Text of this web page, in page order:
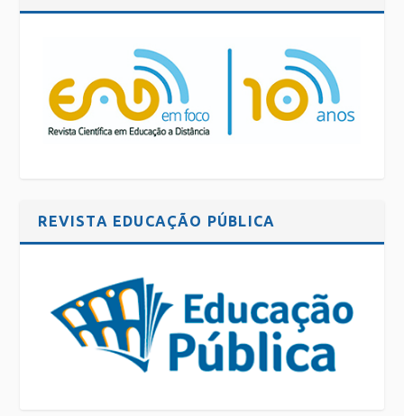
REVISTA EDUCAÇÃO PÚBLICA